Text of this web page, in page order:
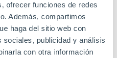
ofrecer funciones de redes
Además, compartimos
haga del sitio web con
sociales, publicidad y análisis
con otra información